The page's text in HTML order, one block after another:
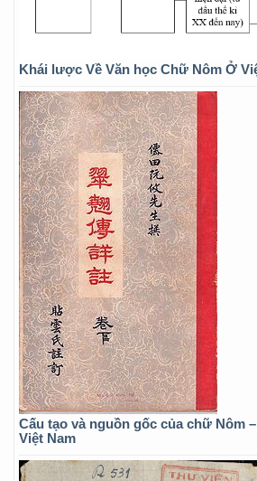
Khái lược Về Văn học Chữ Nôm Ở
Cấu tạo và nguồn gốc của chữ Nôm
Việt Nam